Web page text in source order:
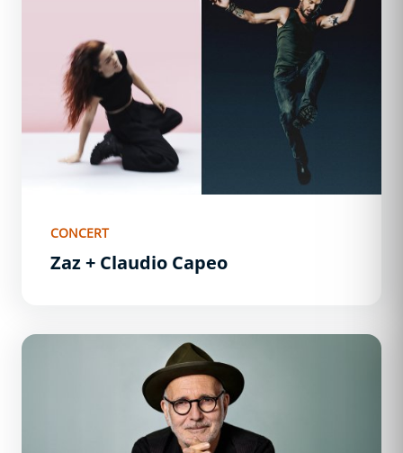
CONCERT
Zaz + Claudio Capeo
Ludovico Einaudi